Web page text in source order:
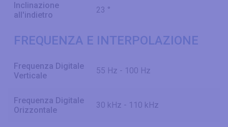
Inclinazione
all'indietro
23 °
FREQUENZA E INTERPOLAZIONE
Frequenza Digitale
Verticale
55 Hz - 100 Hz
Frequenza Digitale
Orizzontale
30 kHz - 110 kHz